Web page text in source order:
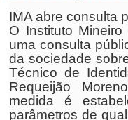
IMA abre consulta
O Instituto
uma consulta
da sociedade
Técnico de
Requeijão
medida é
parâmetros de